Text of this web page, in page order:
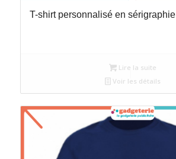
T-shirt personnalisé en sérigraphie
Lire la suite
Voir les détails